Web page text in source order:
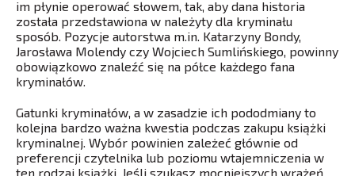
im płynie operować słowem, tak, aby dana historia
została przedstawiona w należyty dla kryminału
sposób. Pozycje autorstwa m.in. Katarzyny Bondy,
Jarosława Molendy czy Wojciech Sumlińskiego, powinny
obowiązkowo znaleźć się na półce każdego fana
kryminałów.
Gatunki kryminałów, a w zasadzie ich pododmiany to
kolejna bardzo ważna kwestia podczas zakupu książki
kryminalnej. Wybór powinien zależeć głównie od
preferencji czytelnika lub poziomu wtajemniczenia w
ten rodzaj książki. Jeśli szukasz mocniejszych wrażeń,